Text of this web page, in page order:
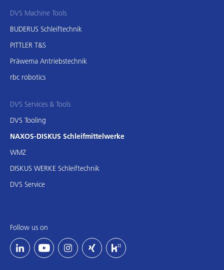
DVS Machine Tools
BUDERUS Schleiftechnik
PITTLER T&S
Präwema Antriebstechnik
rbc robotics
DVS Services & Tools
DVS Tooling
NAXOS-DISKUS Schleifmittelwerke
WMZ
DISKUS WERKE Schleiftechnik
DVS Service
Follow us on